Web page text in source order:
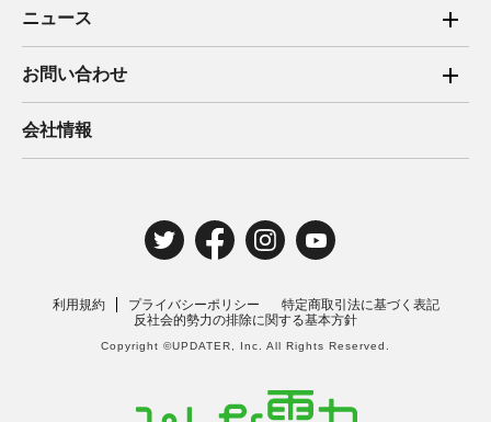
ご家庭向け電力サービス
法人向け脱炭素サービス
住宅用太陽光売電 卒FIT
ニュース
2025年
2024年
2019年
お問い合わせ
ご家庭向け電力サービス・卒FIT電気の売電
法人向け脱炭素サービス・新電力向けサービス
電気工事のお申込み
会社情報
利用規約 プライバシーポリシー
特定商取引法に基づく表記
反社会的勢力の排除に関する基本方針
Copyright ©UPDATER, Inc. All Rights Reserved.